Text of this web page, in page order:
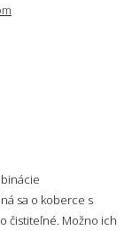
sa o koberce s
čistiteľné. Možno ich